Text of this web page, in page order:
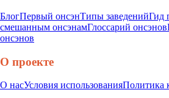
БлогПервый онсэнТипы заведенийГид
смешанным онсэнамГлоссарий онсэнов
онсэнов
О проекте
О насУсловия использованияПолитика